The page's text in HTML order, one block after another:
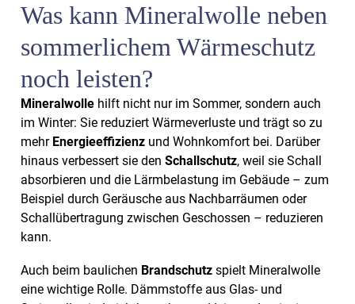
Was kann Mineralwolle neben
sommerlichem Wärmeschutz
noch leisten?
Mineralwolle hilft nicht nur im Sommer, sondern auch
im Winter: Sie reduziert Wärmeverluste und trägt so zu
mehr Energieeffizienz und Wohnkomfort bei. Darüber
hinaus verbessert sie den Schallschutz, weil sie Schall
absorbieren und die Lärmbelastung im Gebäude – zum
Beispiel durch Geräusche aus Nachbarräumen oder
Schallübertragung zwischen Geschossen – reduzieren
kann.
Auch beim baulichen Brandschutz spielt Mineralwolle
eine wichtige Rolle. Dämmstoffe aus Glas- und